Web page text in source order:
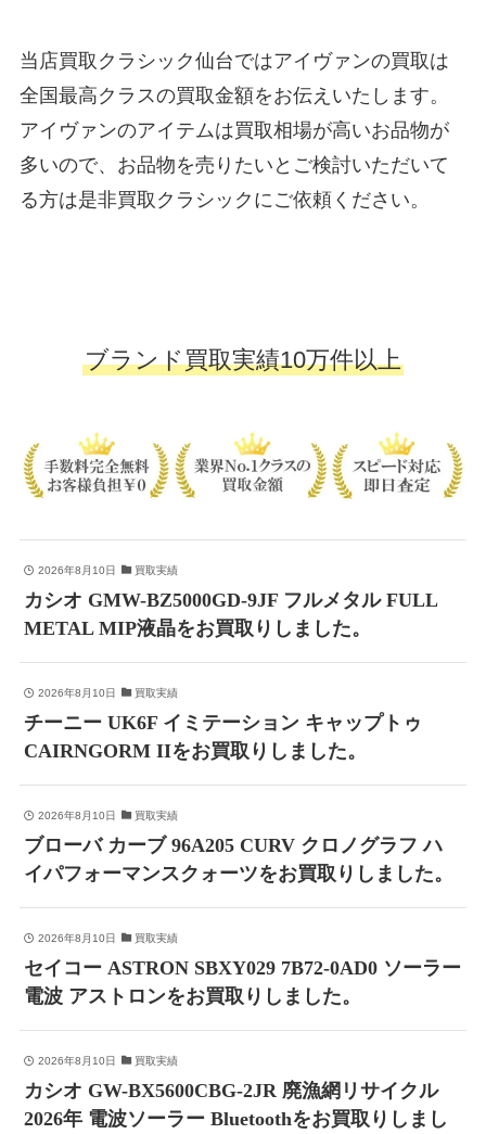
当店買取クラシック仙台ではアイヴァンの買取は
全国最高クラスの買取金額をお伝えいたします。
アイヴァンのアイテムは買取相場が高いお品物が
多いので、お品物を売りたいとご検討いただいて
る方は是非買取クラシックにご依頼ください。
ブランド買取実績10万件以上
2026年8月10日 買取実績
カシオ GMW-BZ5000GD-9JF フルメタル FULL
METAL MIP液晶をお買取りしました。
2026年8月10日 買取実績
チーニー UK6F イミテーション キャップトゥ
CAIRNGORM IIをお買取りしました。
2026年8月10日 買取実績
ブローバ カーブ 96A205 CURV クロノグラフ ハ
イパフォーマンスクォーツをお買取りしました。
2026年8月10日 買取実績
セイコー ASTRON SBXY029 7B72-0AD0 ソーラー
電波 アストロンをお買取りしました。
2026年8月10日 買取実績
カシオ GW-BX5600CBG-2JR 廃漁網リサイクル
2026年 電波ソーラー Bluetoothをお買取りしまし